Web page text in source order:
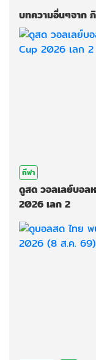
บทความอื่นๆจาก
กีฬา
ดูสด วอลเลย์บอล
2026 เลก 2